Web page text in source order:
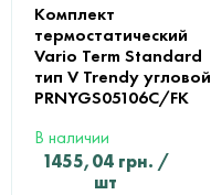
Комплект
термостатический
Vario Term Standard
тип V Trendy угловой
PRNYGS05106C/FK
В наличии
1455,04 грн. /
шт